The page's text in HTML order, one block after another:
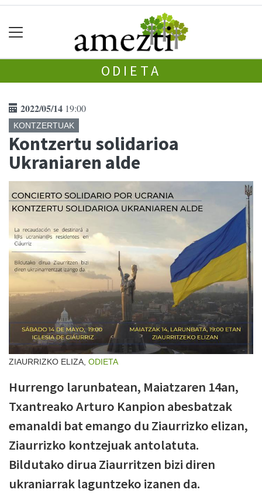
ODIETA
2022/05/14 19:00
KONTZERTUAK
Kontzertu solidarioa
Ukraniaren alde
ZIAURRIZKO ELIZA, ODIETA
Hurrengo larunbatean, Maiatzaren 14an,
Txantreako Arturo Kanpion abesbatzak
emanaldi bat emango du Ziaurrizko elizan,
Ziaurrizko kontzejuak antolatuta.
Bildutako dirua Ziaurritzen bizi diren
ukraniarrak laguntzeko izanen da.